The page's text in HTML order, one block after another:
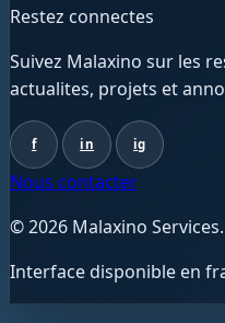
Restez connectes
Suivez Malaxino sur les
actualites, projets et
f in ig
Nous contacter
© 2026 Malaxino
Interface disponible en